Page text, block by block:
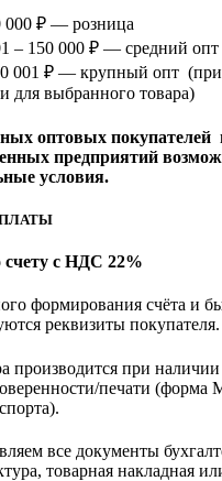
000 ₽ — розница
– 150 000 ₽ — средний опт
001 ₽ — крупный опт (при
для выбранного товара)
оптовых покупателей
предприятий
условия.
счету с НДС 22%
формирования счёта и
реквизиты покупателя.
производится при наличии
печати (форма
все документы
товарная накладная